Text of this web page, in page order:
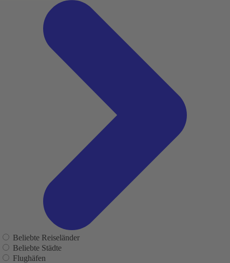
Beliebte Reiseländer
Beliebte Städte
Flughäfen